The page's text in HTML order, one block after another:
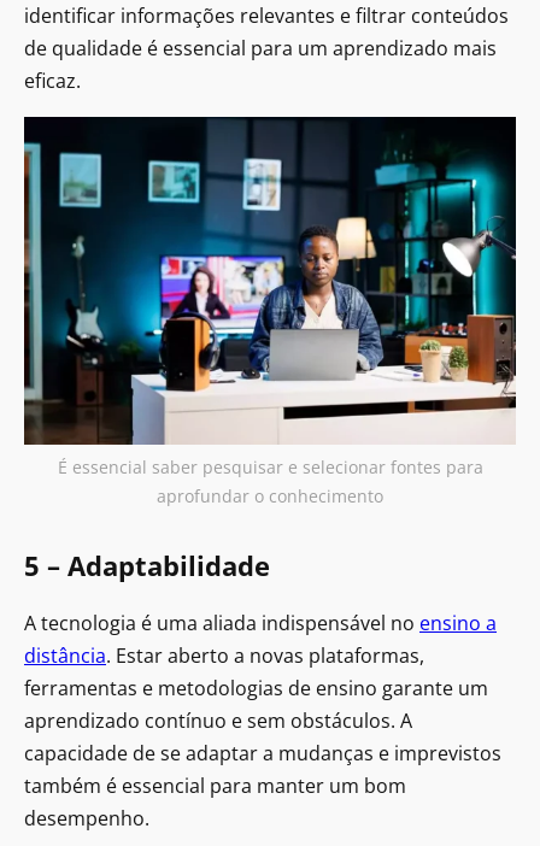
identificar informações relevantes e filtrar conteúdos
de qualidade é essencial para um aprendizado mais
eficaz.
É essencial saber pesquisar e selecionar fontes para
aprofundar o conhecimento
5 – Adaptabilidade
A tecnologia é uma aliada indispensável no ensino a
distância. Estar aberto a novas plataformas,
ferramentas e metodologias de ensino garante um
aprendizado contínuo e sem obstáculos. A
capacidade de se adaptar a mudanças e imprevistos
também é essencial para manter um bom
desempenho.